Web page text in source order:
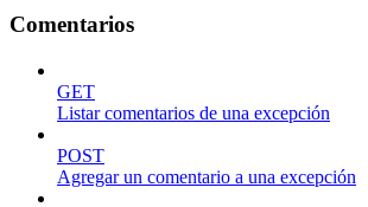
Comentarios
GET
Listar comentarios de una excepción
POST
Agregar un comentario a una excepción